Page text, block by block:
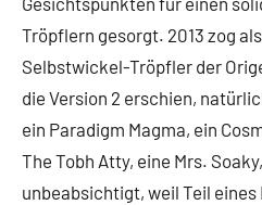
Tröpflern gesorgt. 2013 zog
Selbstwickel-Tröpfler der
die Version 2 erschien,
ein Paradigm Magma, ein
The Tobh Atty, eine Mrs.
unbeabsichtigt, weil Teil eines